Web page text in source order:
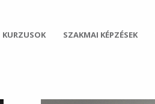
SZAKMAI KÉPZÉSEK